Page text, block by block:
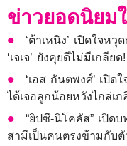
ข่าวยอดนิยม
‘ต้าเหนิง’ เปิดใจห
‘เจเจ’ ยังคุยดีไม่มีเกลียด!
‘เอส กันตพงศ์’ เปิ
ได้เจอลูกน้อยหวังไกล่เก
“ยิปซี-นิโคลัส” เปิด
สามีเป็นคนตรงข้ามกับตั